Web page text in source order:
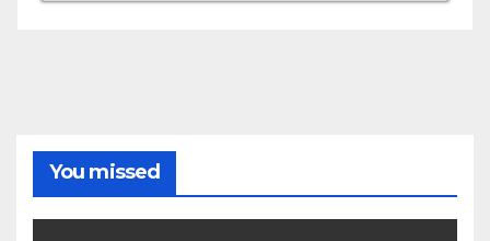
You missed